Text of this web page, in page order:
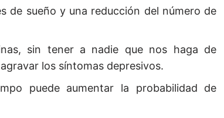
de sueño y una reducción del número de
sin tener a nadie que nos haga de
los síntomas depresivos.
puede aumentar la probabilidad de